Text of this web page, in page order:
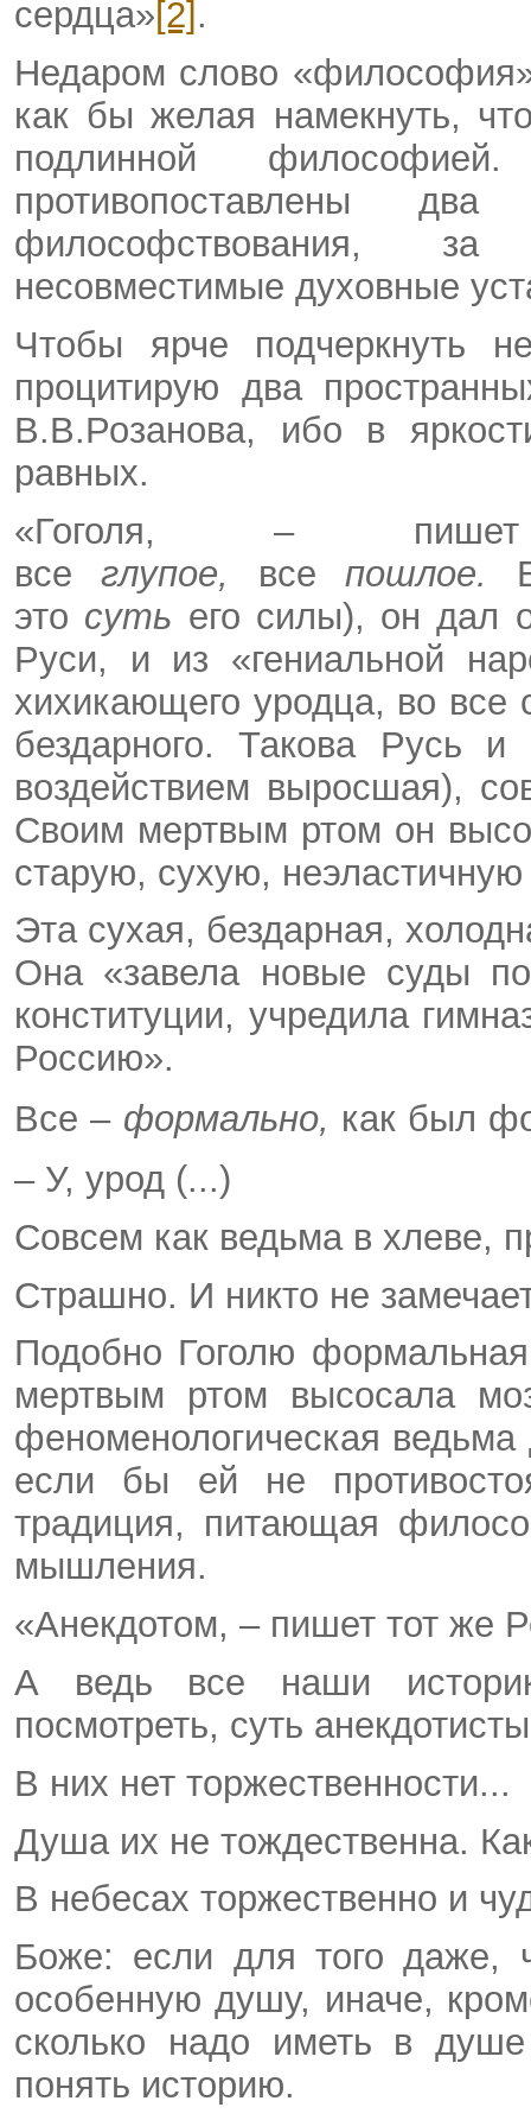
сердца»[2] .
Недаром слово
как бы желая намекнуть,
подлинной
противопоставлены
философствования,
несовместимые духовные
Чтобы ярче подчеркнуть
процитирую два
В.В.Розанова, ибо в
равных.
«Гоголя, –
всеглупое, всепошлое.
это суть его силы), он дал
Руси, и из «гениальной
хихикающего уродца, во
бездарного. Такова Русь и
воздействием выросшая),
Своим мертвым ртом он
старую, сухую, неэластичную
Эта сухая, бездарная,
Она «завела новые суды
конституции, учредила
Россию».
Все – формально, как был
– У, урод (...)
Совсем как ведьма в хлеве,
Страшно. И никто не
Подобно Гоголю формальная
мертвым ртом высосала
феноменологическая
если бы ей не
традиция, питающая
мышления.
«Анекдотом, – пишет тот же
А ведь все наши
посмотреть, суть
В них нет торжественности...
Душа их не тождественна.
В небесах торжественно и
Боже: если для того даже,
особенную душу, иначе,
сколько надо иметь в
понять историю.